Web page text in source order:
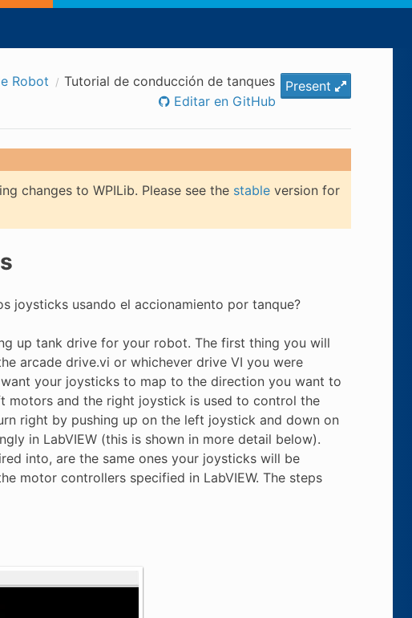
Robot Tutorial de conducción de tanques
Present
Editar en GitHub
changes to WPILib. Please see the stableversion for
joysticks usando el accionamiento por tanque?
up tank drive for your robot. The first thing you will
arcade drive.vi or whichever drive VI you were
your joysticks to map to the direction you want to
and the right joystick is used to control the
right by pushing up on the left joystick and down on
in LabVIEW (this is shown in more detail below).
into, are the same ones your joysticks will be
motor controllers specified in LabVIEW. The steps